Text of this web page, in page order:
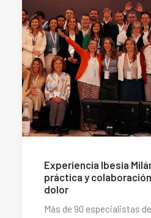
Experiencia Ibesia
práctica y
dolor
Más de 90 especialistas